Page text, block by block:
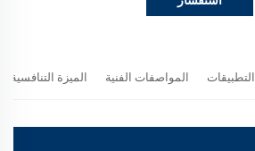
التطبيقات المواصفات الفنية الميزة التنافسية